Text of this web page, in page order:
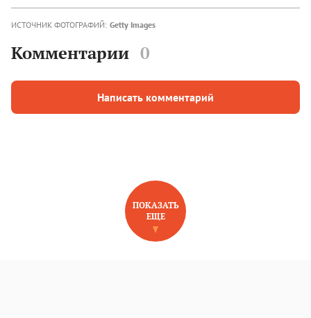
ИСТОЧНИК ФОТОГРАФИЙ: Getty Images
Комментарии 0
Написать комментарий
НОВОЕ НА САЙТЕ
ПОКАЗАТЬ
ЕЩЕ